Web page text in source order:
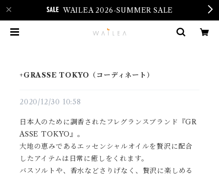
WAILEA 2026-SUMMER SALE
+GRASSE TOKYO（コーディネート）
2020/12/30 10:58
日本人のために調香されたフレグランスブランド『GR
ASSE TOKYO』。
大地の恵みであるエッセンシャルオイルを贅沢に配合
したアイテムは日常に癒しをくれます。
バスソルトや、香水などさりげなく、贅沢に楽しめる